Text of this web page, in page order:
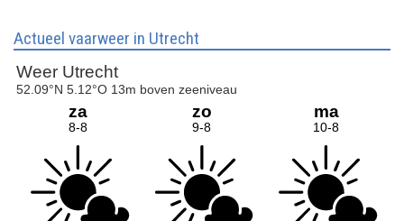
Actueel vaarweer in Utrecht